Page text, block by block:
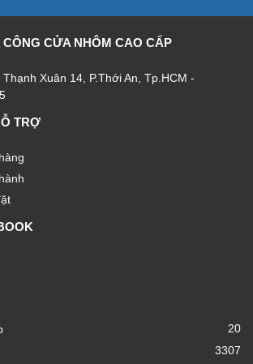
CỬA NHÔM CAO CẤP
Xuân 14, P.Thới An, Tp.HCM -
TRỢ
20
3307